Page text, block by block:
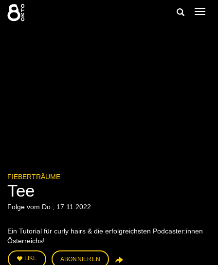
Zum
Inhalt
springen
Suche
FIEBERTRÄUME
Tee
Folge vom Do., 17.11.2022
Ein Tutorial für curly hairs & die erfolgreichsten Podcaster:innen
Österreichs!
LIKE ABONNIEREN